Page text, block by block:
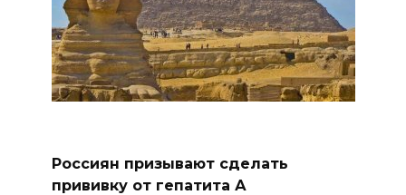
Россиян призывают сделать
прививку от гепатита А